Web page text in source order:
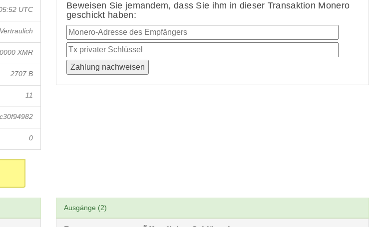
UTC
Vertraulich
XMR
2707 B
11
0
Beweisen Sie jemandem, dass Sie ihm in dieser Transaktion Monero
geschickt haben:
Ausgänge (2)